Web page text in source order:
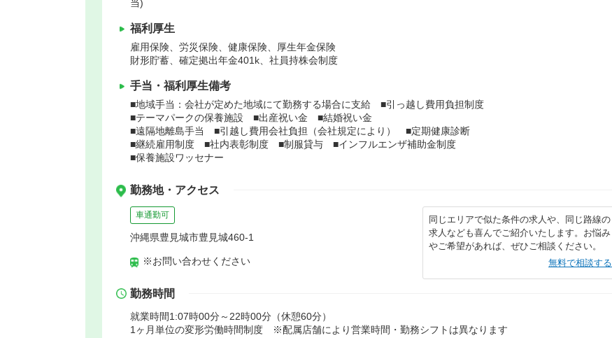
当)
福利厚生
雇用保険、労災保険、健康保険、厚生年金保険
財形貯蓄、確定拠出年金401k、社員持株会制度
手当・福利厚生備考
■地域手当：会社が定めた地域にて勤務する場合に支給 ■引っ越し費用負担制度
■テーマパークの保養施設 ■出産祝い金 ■結婚祝い金
■遠隔地離島手当 ■引越し費用会社負担（会社規定により） ■定期健康診断
■継続雇用制度 ■社内表彰制度 ■制服貸与 ■インフルエンザ補助金制度
■保養施設ワッセナー
勤務地・アクセス
車通勤可
沖縄県豊見城市豊見城460-1
※お問い合わせください
同じエリアで似た条件の求人や、同じ路線の
求人なども喜んでご紹介いたします。お悩み
やご希望があれば、ぜひご相談ください。
無料で相談する
勤務時間
就業時間1:07時00分～22時00分（休憩60分）
1ヶ月単位の変形労働時間制度 ※配属店舗により営業時間・勤務シフトは異なります